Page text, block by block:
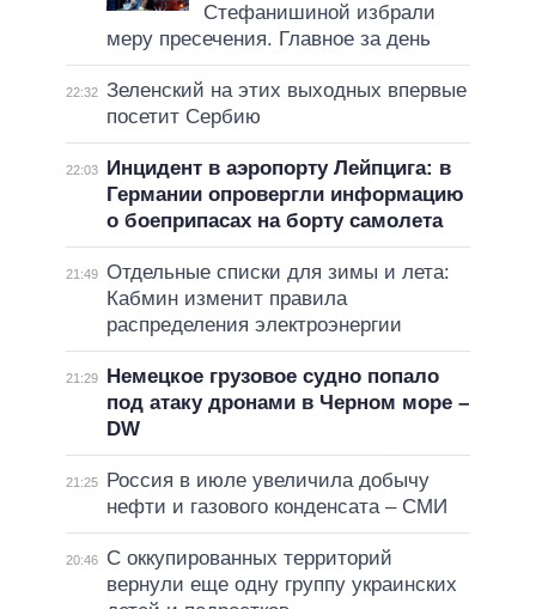
Стефанишиной избрали
меру пресечения. Главное за день
22:32 Зеленский на этих выходных впервые
посетит Сербию
22:03
Инцидент в аэропорту Лейпцига: в
Германии опровергли информацию
о боеприпасах на борту самолета
21:49 Отдельные списки для зимы и лета:
Кабмин изменит правила
распределения электроэнергии
21:29
Немецкое грузовое судно попало
под атаку дронами в Черном море –
DW
21:25
Россия в июле увеличила добычу
нефти и газового конденсата – СМИ
20:46
С оккупированных территорий
вернули еще одну группу украинских